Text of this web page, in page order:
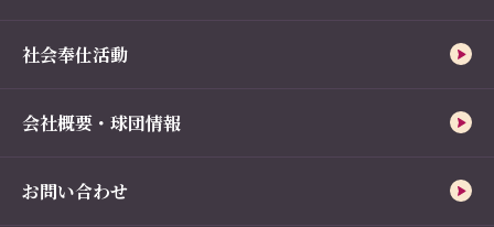
社会奉仕活動
会社概要・球団情報
お問い合わせ